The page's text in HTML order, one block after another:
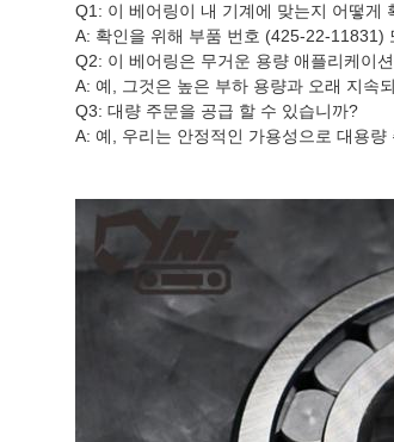
Q1: 이 베어링이 내 기계에 맞는지 어떻게
A: 확인을 위해 부품 번호 (425-22-11831)
Q2: 이 베어링은 무거운 용량 애플리케이
A: 예, 그것은 높은 부하 용량과 오래 지속
Q3: 대량 주문을 공급 할 수 있습니까?
A: 예, 우리는 안정적인 가용성으로 대용량